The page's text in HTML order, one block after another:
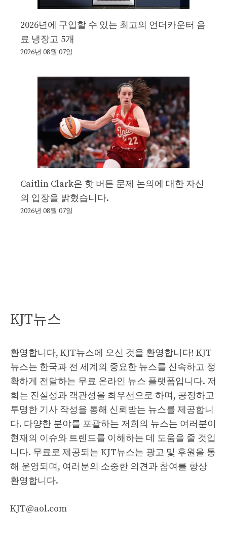
2026년에 구입할 수 있는 최고의 언더카운터 음
료 냉장고 5개
2026년 08월 07일
Caitlin Clark은 핫 버튼 문제 논의에 대한 자신
의 입장을 밝혔습니다.
2026년 08월 07일
KJT뉴스
환영합니다, KJT뉴스에 오신 것을 환영합니다! KJT
뉴스는 한국과 전 세계의 중요한 뉴스를 신속하고 정
확하게 전달하는 무료 온라인 뉴스 플랫폼입니다. 저
희는 진실성과 객관성을 최우선으로 하며, 공정하고
투명한 기사 작성을 통해 신뢰받는 뉴스를 제공합니
다. 다양한 분야를 포괄하는 저희의 뉴스는 여러분이
현재의 이슈와 트렌드를 이해하는 데 도움을 줄 것입
니다. 무료로 제공되는 KJT뉴스는 광고 및 후원을 통
해 운영되며, 여러분의 소중한 의견과 참여를 항상
환영합니다.
KJT@aol.com